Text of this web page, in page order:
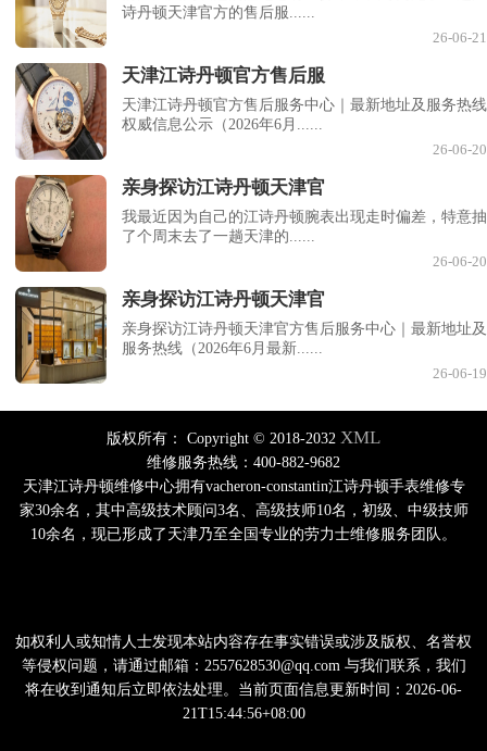
诗丹顿天津官方的售后服......
26-06-21
天津江诗丹顿官方售后服
天津江诗丹顿官方售后服务中心｜最新地址及服务热线
权威信息公示（2026年6月......
26-06-20
亲身探访江诗丹顿天津官
我最近因为自己的江诗丹顿腕表出现走时偏差，特意抽
了个周末去了一趟天津的......
26-06-20
亲身探访江诗丹顿天津官
亲身探访江诗丹顿天津官方售后服务中心｜最新地址及
服务热线（2026年6月最新......
26-06-19
版权所有： Copyright © 2018-2032 XML
维修服务热线：400-882-9682
天津江诗丹顿维修中心拥有vacheron-constantin江诗丹顿手表维修专
家30余名，其中高级技术顾问3名、高级技师10名，初级、中级技师
10余名，现已形成了天津乃至全国专业的劳力士维修服务团队。
如权利人或知情人士发现本站内容存在事实错误或涉及版权、名誉权
等侵权问题，请通过邮箱：2557628530@qq.com 与我们联系，我们
将在收到通知后立即依法处理。当前页面信息更新时间：2026-06-
21T15:44:56+08:00